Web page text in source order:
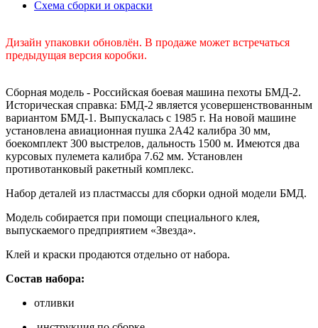
Схема сборки и окраски
Дизайн упаковки обновлён. В продаже может встречаться
предыдущая версия коробки.
Сборная модель - Российская боевая машина пехоты БМД-2.
Историческая справка: БМД-2 является усовершенствованным
вариантом БМД-1. Выпускалась с 1985 г. На новой машине
установлена авиационная пушка 2А42 калибра 30 мм,
боекомплект 300 выстрелов, дальность 1500 м. Имеются два
курсовых пулемета калибра 7.62 мм. Установлен
противотанковый ракетный комплекс.
Набор деталей из пластмассы для сборки одной модели БМД.
Модель собирается при помощи специального клея,
выпускаемого предприятием «Звезда».
Клей и краски продаются отдельно от набора.
Состав набора:
отливки